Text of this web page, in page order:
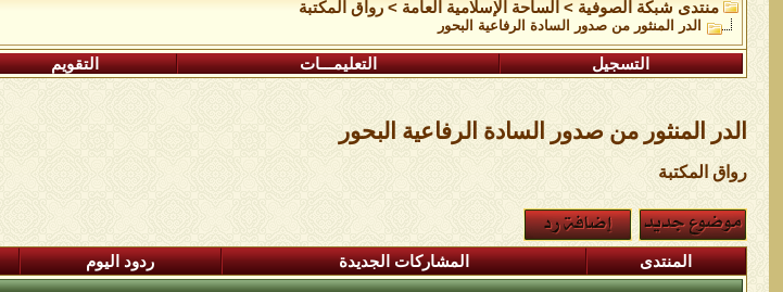
منتدى شبكة الصوفية > الساحة اﻹسلامية العامة >رواق المكتبة
الدر المنثور من صدور السادة الرفاعية البحور
التسجيل التعليمـــات التقويم
الدر المنثور من صدور السادة الرفاعية البحور
رواق المكتبة
المنتدى المشاركات الجديدة ردود اليوم